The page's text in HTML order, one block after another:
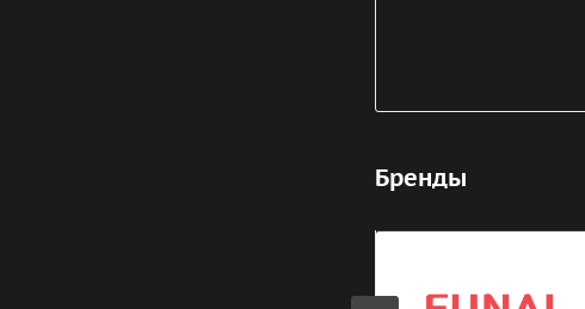
Бренды